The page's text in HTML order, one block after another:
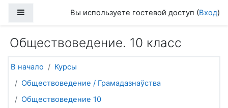
Боковая панельВы используете гостевой доступ (Вход)
Обществоведение. 10 класс
В начало
Курсы
Обществоведение / Грамадазнаўства
Обществоведение 10